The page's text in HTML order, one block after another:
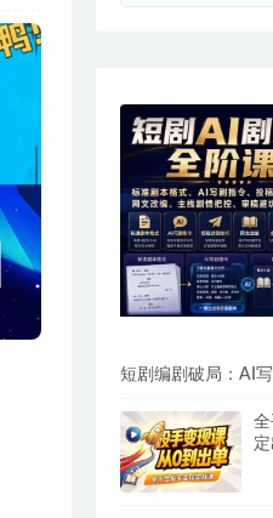
短剧编剧破局：AI